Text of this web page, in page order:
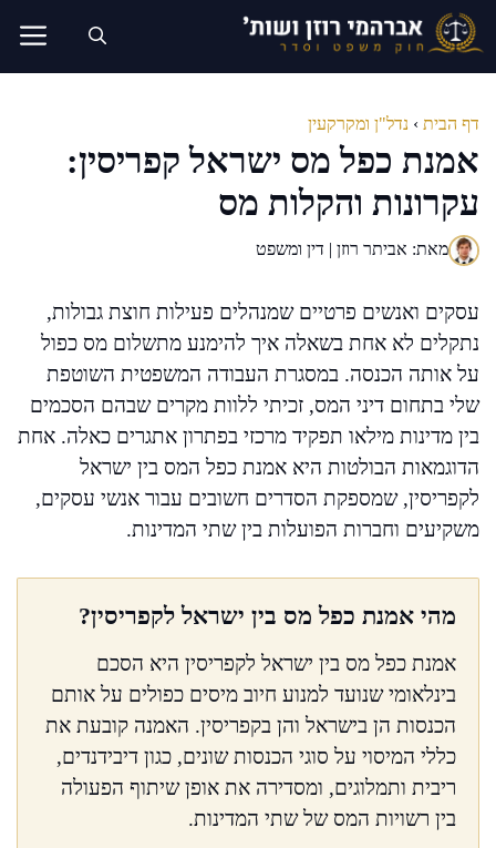
לדלג
לתוכן
דף הבית › נדל"ן ומקרקעין
אמנת כפל מס ישראל קפריסין:
עקרונות והקלות מס
מאת: אביתר רוזן | דין ומשפט
עסקים ואנשים פרטיים שמנהלים פעילות חוצת גבולות,
נתקלים לא אחת בשאלה איך להימנע מתשלום מס כפול
על אותה הכנסה. במסגרת העבודה המשפטית השוטפת
שלי בתחום דיני המס, זכיתי ללוות מקרים שבהם הסכמים
בין מדינות מילאו תפקיד מרכזי בפתרון אתגרים כאלה. אחת
הדוגמאות הבולטות היא אמנת כפל המס בין ישראל
לקפריסין, שמספקת הסדרים חשובים עבור אנשי עסקים,
משקיעים וחברות הפועלות בין שתי המדינות.
מהי אמנת כפל מס בין ישראל לקפריסין?
אמנת כפל מס בין ישראל לקפריסין היא הסכם
בינלאומי שנועד למנוע חיוב מיסים כפולים על אותם
הכנסות הן בישראל והן בקפריסין. האמנה קובעת את
כללי המיסוי על סוגי הכנסות שונים, כגון דיבידנדים,
ריבית ותמלוגים, ומסדירה את אופן שיתוף הפעולה
בין רשויות המס של שתי המדינות.